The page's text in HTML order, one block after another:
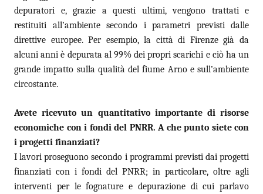
depuratori e, grazie a questi ultimi, vengono trattati e
restituiti all’ambiente secondo i parametri previsti dalle
direttive europee. Per esempio, la città di Firenze già da
alcuni anni è depurata al 99% dei propri scarichi e ciò ha un
grande impatto sulla qualità del fiume Arno e sull’ambiente
circostante.
Avete ricevuto un quantitativo importante di risorse
economiche con i fondi del PNRR. A che punto siete con
i progetti finanziati?
I lavori proseguono secondo i programmi previsti dai progetti
finanziati con i fondi del PNRR; in particolare, oltre agli
interventi per le fognature e depurazione di cui parlavo